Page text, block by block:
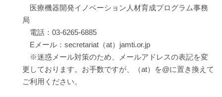
医療機器開発イノベーション人材育成プログラム事務
局
電話：03-6265-6885
Eメール：secretariat（at）jamti.or.jp
※迷惑メール対策のため、メールアドレスの表記を変
更しております。お手数ですが、（at）を@に置き換えて
ご利用ください。